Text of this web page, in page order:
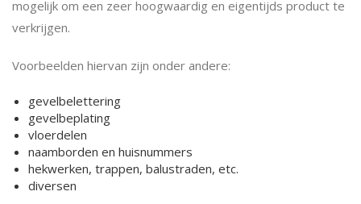
mogelijk om een zeer hoogwaardig en eigentijds product te
verkrijgen.
Voorbeelden hiervan zijn onder andere:
gevelbelettering
gevelbeplating
vloerdelen
naamborden en huisnummers
hekwerken, trappen, balustraden, etc.
diversen